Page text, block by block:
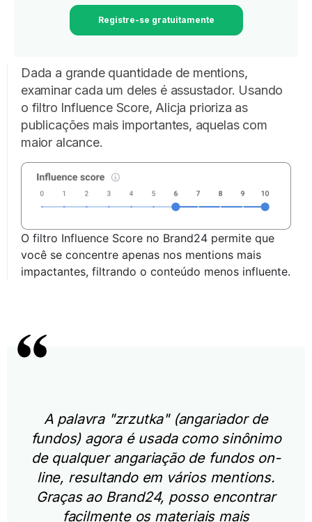
Registre-se gratuitamente
Dada a grande quantidade de mentions,
examinar cada um deles é assustador. Usando
o filtro Influence Score, Alicja prioriza as
publicações mais importantes, aquelas com
maior alcance.
O filtro Influence Score no Brand24 permite que
você se concentre apenas nos mentions mais
impactantes, filtrando o conteúdo menos influente.
A palavra "zrzutka" (angariador de
fundos) agora é usada como sinônimo
de qualquer angariação de fundos on-
line, resultando em vários mentions.
Graças ao Brand24, posso encontrar
facilmente os materiais mais